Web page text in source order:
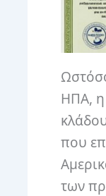
ΗΠΑ, η
που
των